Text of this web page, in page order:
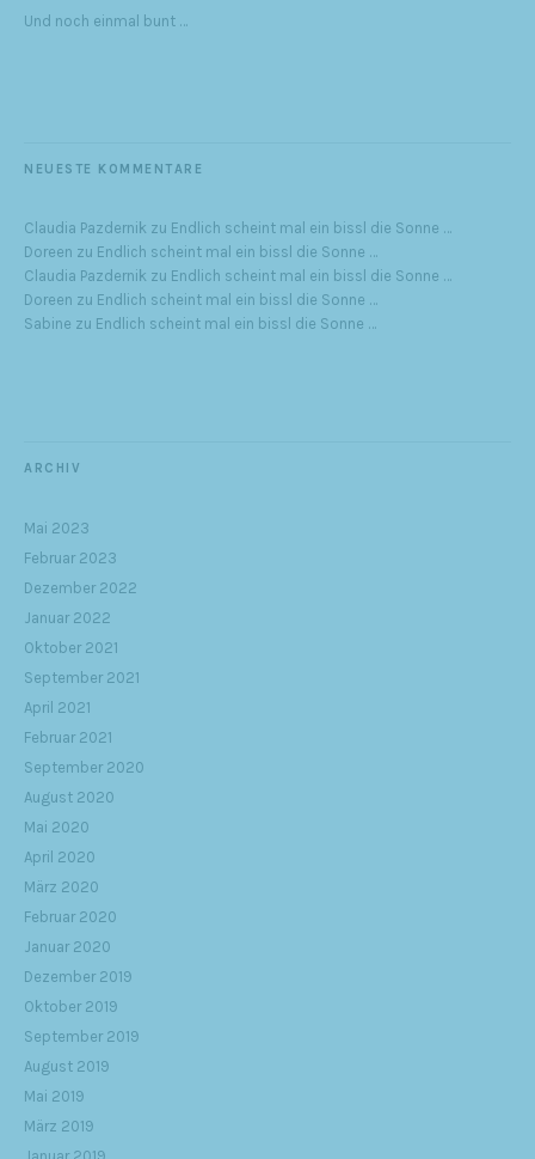
Und noch einmal bunt …
NEUESTE KOMMENTARE
Claudia Pazdernik zu Endlich scheint mal ein bissl die Sonne …
Doreen zu Endlich scheint mal ein bissl die Sonne …
Claudia Pazdernik zu Endlich scheint mal ein bissl die Sonne …
Doreen zu Endlich scheint mal ein bissl die Sonne …
Sabine zu Endlich scheint mal ein bissl die Sonne …
ARCHIV
Mai 2023
Februar 2023
Dezember 2022
Januar 2022
Oktober 2021
September 2021
April 2021
Februar 2021
September 2020
August 2020
Mai 2020
April 2020
März 2020
Februar 2020
Januar 2020
Dezember 2019
Oktober 2019
September 2019
August 2019
Mai 2019
März 2019
Januar 2019